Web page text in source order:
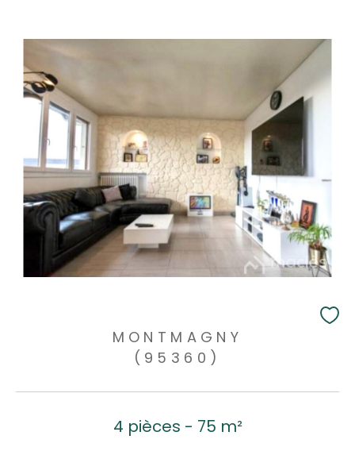
MONTMAGNY
(95360)
4 pièces - 75 m²